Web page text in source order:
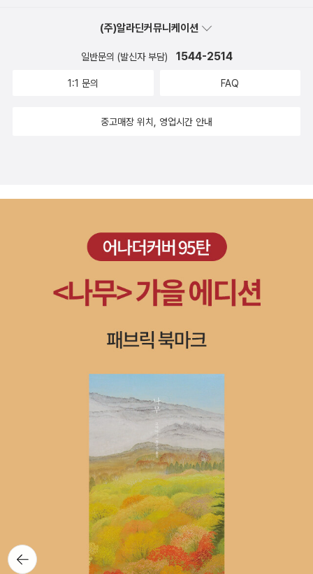
고 친하게 돼서. 앤디는 조지와 러스와 함께 잘 지내고 싶어했는데. 자
기와 친한 친구가 다른 친구 이야기를 하면 기분이 안 좋을 수도 있다.
선생님이 두 사람이 함께 하는 과제를 내주었다. 앤디와 싸우지 않았
쟁이 제니와 함께 해야 했다. 처음에는 조지가 꽤 애를 먹었다. 그런데
제니라고 했다. 제니가 그런 것은 아버지와 두 오빠와 살아서가 아닐
니를 조지가 도와주었기 때문이다. 그리고 조지는 러스에 대해서도
좋게 생각했다. 아니 조지는 처음부터 러스가 나쁜 아이가 아니다는
가 가장 컸던 에이브러햄 링컨을 맡았다. 본래 조지는 워싱턴 대통령
지가 링컨 대통령이 위대하다고 해서다. 조지는 연극을 하지 않으려
고 했다. 제니가 조지를 도와줘서 조지는 링컨 대통령을 잘 해냈다. 제
니는 5학년 때는 둘이서 연극을 하자고 했다. 조지의 연기를 본 부모
님도 칭찬해주었다. 그리고 조지는 태어날 동생을 받아들이게 되었
다. 바로 이런 말을 쓰다니. 조지는 다른 사람이 자신을 다르게 바라보
는 것처럼 러스나 제니를 그렇게 보았다. 자기 마음도 잘 알기 어렵지
만 남의 마음은 더 알기 어렵다. 시간이 조금 걸렸지만 조지는 러스와
제니를 잘 보려고 했다. 그리고 부모님도. 동생이 태어나도 부모님은
지금처럼 조지를 사랑할 거다고. 조지 마음에는 분명 걱정도 있었을
뒤로가
기
(주)알라딘커뮤니케이션
일반문의 (발신자 부담) 1544-2514
1:1 문의 FAQ
중고매장 위치, 영업시간 안내